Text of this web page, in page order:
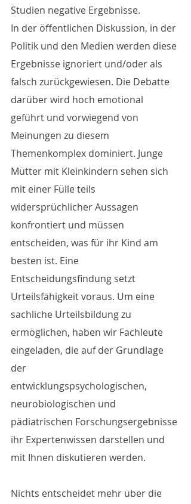
Studien negative Ergebnisse.
In der öffentlichen Diskussion, in der
Politik und den Medien werden diese
Ergebnisse ignoriert und/oder als
falsch zurückgewiesen. Die Debatte
darüber wird hoch emotional
geführt und vorwiegend von
Meinungen zu diesem
Themenkomplex dominiert. Junge
Mütter mit Kleinkindern sehen sich
mit einer Fülle teils
widersprüchlicher Aussagen
konfrontiert und müssen
entscheiden, was für ihr Kind am
besten ist. Eine
Entscheidungsfindung setzt
Urteilsfähigkeit voraus. Um eine
sachliche Urteilsbildung zu
ermöglichen, haben wir Fachleute
eingeladen, die auf der Grundlage
der
entwicklungspsychologischen,
neurobiologischen und
pädiatrischen Forschungsergebnisse
ihr Expertenwissen darstellen und
mit Ihnen diskutieren werden.
Nichts entscheidet mehr über die